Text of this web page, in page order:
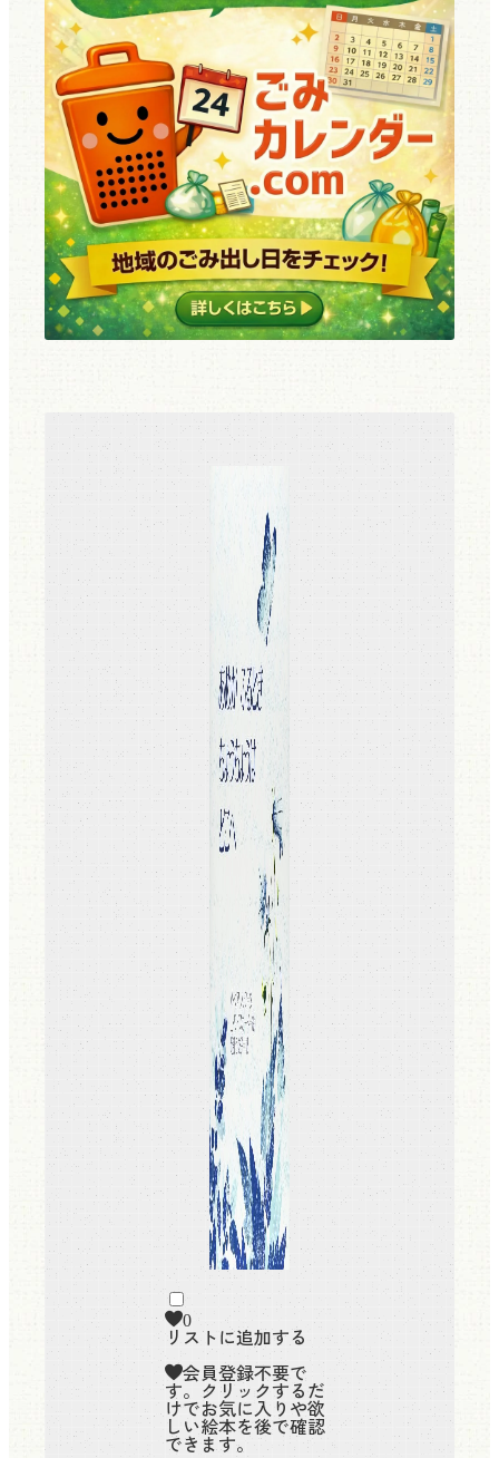
0
リストに追加する
会員登録不要で
す。クリックするだ
けでお気に入りや欲
しい絵本を後で確認
できます。